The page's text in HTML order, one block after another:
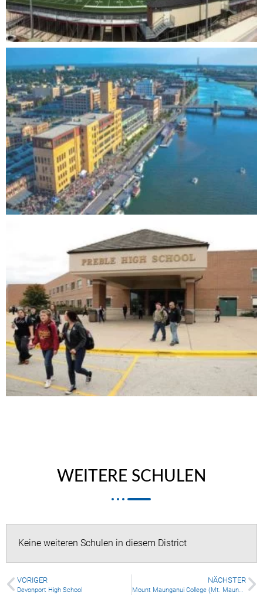
WEITERE SCHULEN
Keine weiteren Schulen in diesem District
VORIGER
Devonport High School
NÄCHSTER
Mount Maunganui College (Mt. Maunganui)